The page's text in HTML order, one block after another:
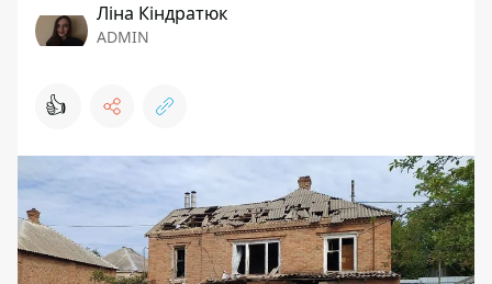
Ліна Кіндратюк
ADMIN
👍